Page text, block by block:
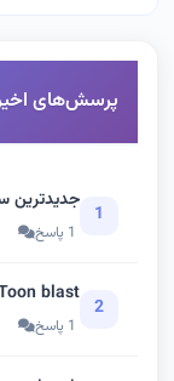
پرسش‌های
1
1 پاسخ
2
blast
1 پاسخ